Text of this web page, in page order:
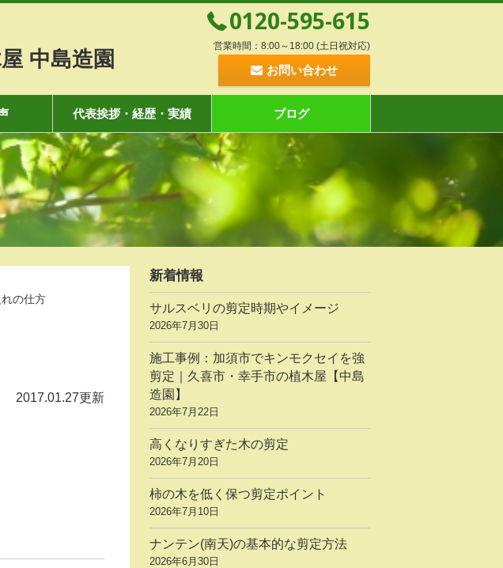
中島造園
0120-595-615
営業時間：8:00～18:00 (土日祝対応)
お問い合わせ
代表挨拶・経歴・実績 ブログ
の仕方
2017.01.27更新
新着情報
サルスベリの剪定時期やイメージ
2026年7月30日
施工事例：加須市でキンモクセイを強
剪定｜久喜市・幸手市の植木屋【中島
造園】
2026年7月22日
高くなりすぎた木の剪定
2026年7月20日
柿の木を低く保つ剪定ポイント
2026年7月10日
ナンテン(南天)の基本的な剪定方法
2026年6月30日